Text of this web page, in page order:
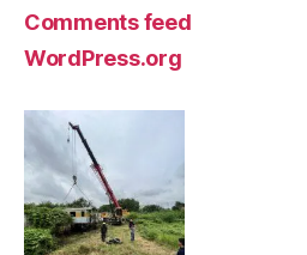
Comments feed
WordPress.org